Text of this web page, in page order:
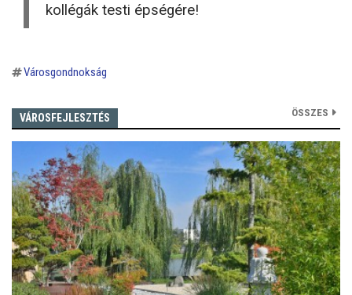
kollégák testi épségére!
Városgondnokság
VÁROSFEJLESZTÉS ÖSSZES